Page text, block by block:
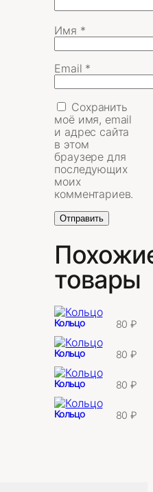
Имя *
Email *
Сохранить
моё имя, email
и адрес сайта
в этом
браузере для
последующих
моих
комментариев.
товары
Кольцо 80₽
Кольцо 80₽
Кольцо 80₽
Кольцо 80₽